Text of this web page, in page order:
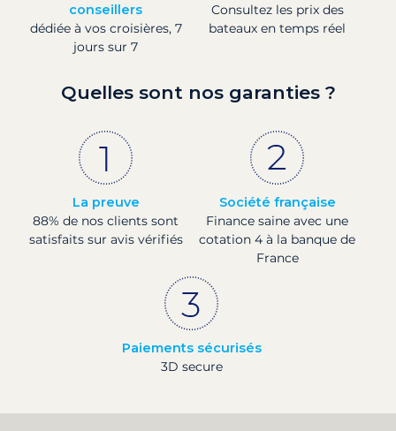
conseillers
dédiée à vos croisières, 7
jours sur 7
Consultez les prix des
bateaux en temps réel
Quelles sont nos garanties ?
La preuve
88% de nos clients sont
satisfaits sur avis vérifiés
Société française
Finance saine avec une
cotation 4 à la banque de
France
Paiements sécurisés
3D secure